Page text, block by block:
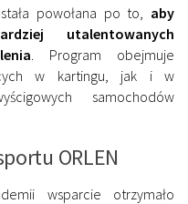
powołana po to, aby
utalentowanych
. Program obejmuje
w kartingu, jak i w
samochodów
ORLEN
wsparcie otrzymało